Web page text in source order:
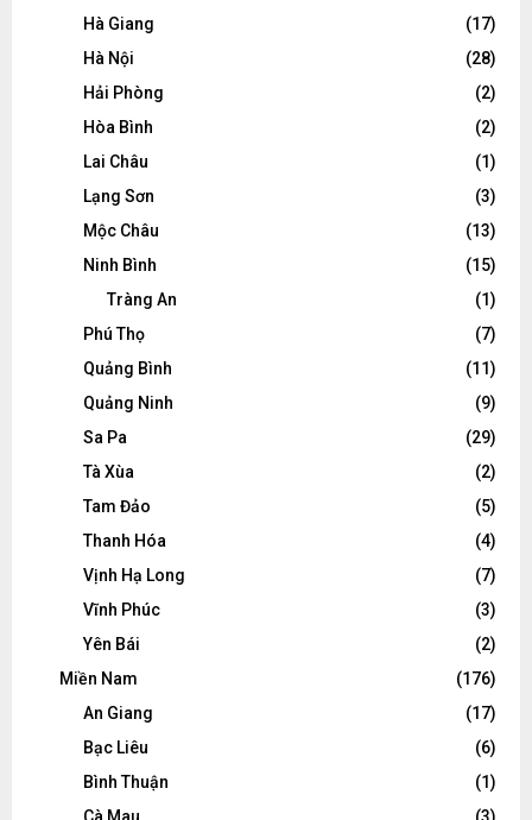
Hà Giang
(17)
Hà Nội
(28)
Hải Phòng
(2)
Hòa Bình
(2)
Lai Châu
(1)
Lạng Sơn
(3)
Mộc Châu
(13)
Ninh Bình
(15)
Tràng An
(1)
Phú Thọ
(7)
Quảng Bình
(11)
Quảng Ninh
(9)
Sa Pa
(29)
Tà Xùa
(2)
Tam Đảo
(5)
Thanh Hóa
(4)
Vịnh Hạ Long
(7)
Vĩnh Phúc
(3)
Yên Bái
(2)
Miền Nam
(176)
An Giang
(17)
Bạc Liêu
(6)
Bình Thuận
(1)